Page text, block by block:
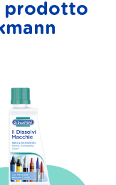
prodotto